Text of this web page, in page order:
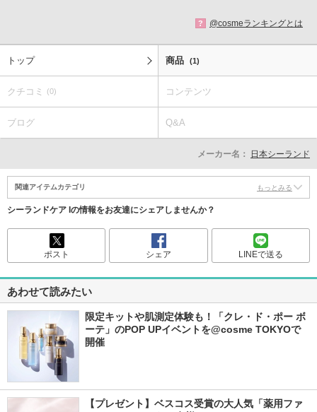
? @cosmeランキングとは
トップ 商品 (1)
クチコミ (0) コンテンツ
ブログ Q&A
メーカー名： 日本シーランド
関連アイテムカテゴリ もっとみる
シーランドケア Iの情報をお友達にシェアしませんか？
ポスト シェア LINEで送る
あわせて読みたい
限定キットや肌測定体験も！「クレ・ド・ポー ボ
ーテ」のPOP UPイベントを@cosme TOKYOで
開催
【プレゼント】ベスコス受賞の大人気「薬用ファ